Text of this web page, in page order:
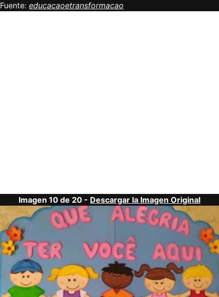
Fuente: educacaoetransformacao
Imagen 10 de 20 - Descargar la Imagen Original